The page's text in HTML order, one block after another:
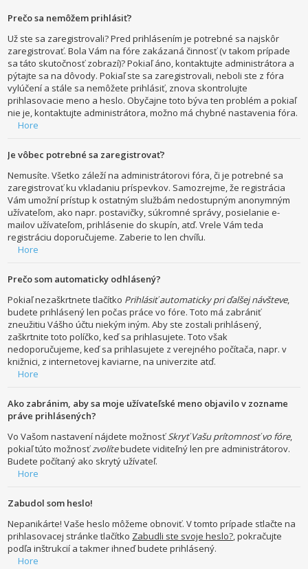
Prečo sa nemôžem prihlásiť?
Už ste sa zaregistrovali? Pred prihlásením je potrebné sa najskôr
zaregistrovať. Bola Vám na fóre zakázaná činnosť (v takom prípade
sa táto skutočnosť zobrazí)? Pokiaľ áno, kontaktujte administrátora a
pýtajte sa na dôvody. Pokiaľ ste sa zaregistrovali, neboli ste z fóra
vylúčení a stále sa nemôžete prihlásiť, znova skontrolujte
prihlasovacie meno a heslo. Obyčajne toto býva ten problém a pokiaľ
nie je, kontaktujte administrátora, možno má chybné nastavenia fóra.
Hore
Je vôbec potrebné sa zaregistrovať?
Nemusíte. Všetko záleží na administrátorovi fóra, či je potrebné sa
zaregistrovať ku vkladaniu príspevkov. Samozrejme, že registrácia
Vám umožní prístup k ostatným službám nedostupným anonymným
užívateľom, ako napr. postavičky, súkromné správy, posielanie e-
mailov užívateľom, prihlásenie do skupín, atď. Vrele Vám teda
registráciu doporučujeme. Zaberie to len chvíľu.
Hore
Prečo som automaticky odhlásený?
Pokiaľ nezaškrtnete tlačítko Prihlásiť automaticky pri ďalšej návšteve,
budete prihlásený len počas práce vo fóre. Toto má zabrániť
zneužitiu Vášho účtu niekým iným. Aby ste zostali prihlásený,
zaškrtnite toto políčko, keď sa prihlasujete. Toto však
nedoporučujeme, keď sa prihlasujete z verejného počítača, napr. v
knižnici, z internetovej kaviarne, na univerzite atď.
Hore
Ako zabránim, aby sa moje užívateľské meno objavilo v zozname
práve prihlásených?
Vo Vašom nastavení nájdete možnosťSkryť Vašu prítomnosť vo fóre,
pokiaľ túto možnosťzvolítebudete viditeľný len pre administrátorov.
Budete počítaný ako skrytý užívateľ.
Hore
Zabudol som heslo!
Nepanikárte! Vaše heslo môžeme obnoviť. V tomto prípade stlačte na
prihlasovacej stránke tlačítko Zabudli ste svoje heslo?, pokračujte
podľa inštrukcií a takmer ihneď budete prihlásený.
Hore